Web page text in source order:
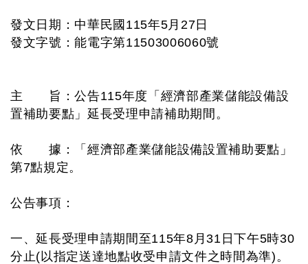
發文日期：中華民國115年5月27日
發文字號：能電字第11503006060號
主 旨：公告115年度「經濟部產業儲能設備設
置補助要點」延長受理申請補助期間。
依 據：「經濟部產業儲能設備設置補助要點」
第7點規定。
公告事項：
一、延長受理申請期間至115年8月31日下午5時30
分止(以指定送達地點收受申請文件之時間為準)。